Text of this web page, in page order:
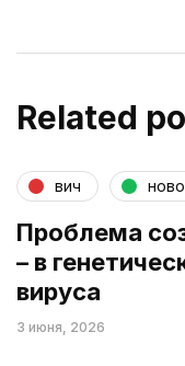
Related
вич
Проблема
– в
вируса
3 июня, 2026